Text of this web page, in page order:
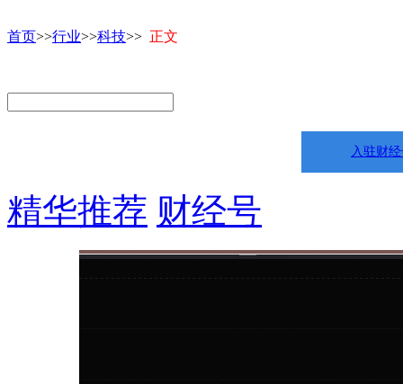
首页>>行业>>科技>> 正文
入驻财
精华推荐 财经号